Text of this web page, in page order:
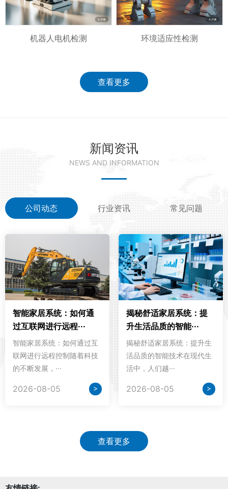
机器人电机检测 环境适应性检测
查看更多
新闻资讯
NEWS AND INFORMATION
公司动态 行业资讯 常见问题
智能家居系统：如何通
过互联网进行远程···
智能家居系统：如何通过互
联网进行远程控制随着科技
的不断发展，···
2026-08-05 >
揭秘舒适家居系统：提
升生活品质的智能···
揭秘舒适家居系统：提升生
活品质的智能技术在现代生
活中，人们越···
2026-08-05 >
查看更多